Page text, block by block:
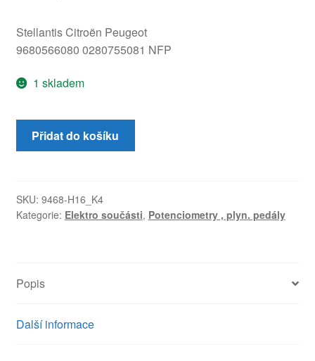
Stellantis Citroën Peugeot
9680566080 0280755081 NFP
1 skladem
Plynový
Pedál
CC
Bosch
množství
Přidat do košíku
SKU: 9468-H16_K4
Kategorie: Elektro součásti, Potenciometry , plyn. pedály
Popis
Další informace